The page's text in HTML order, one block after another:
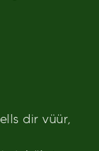
dir vüür,